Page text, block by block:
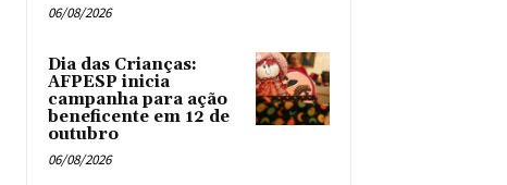
06/08/2026
Dia das Crianças:
AFPESP inicia
campanha para ação
beneficente em 12 de
outubro
06/08/2026